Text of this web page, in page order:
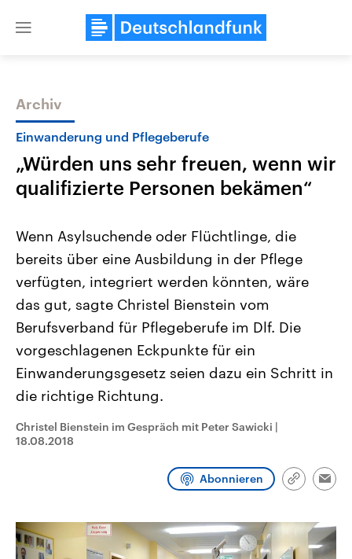
Close
Themen
USA
Aktuelle Beiträge, Analysen und
Hintergründe
Wirtschaftlich und militärisch
gehören die Vereinigten Staaten zu
den mächtigsten Ländern der Erde,
mit großem Einfluss auf das
aktuelle Weltgeschehen.
Nahostkonflikt
Aktuelle Lage und
Der Überfall der
Terrororganisation Hamas
Oktober 2023 auf Israel
Region wieder die Gewalt
Israel möchte die Hamas
Libanon vom Iran
Sendungen Programm
Audio-Archiv
Archiv
Einwanderung und Pflegeberufe
„Würden uns sehr freuen, wenn wir
qualifizierte Personen bekämen“
Wenn Asylsuchende oder Flüchtlinge, die
bereits über eine Ausbildung in der Pflege
verfügten, integriert werden könnten, wäre
das gut, sagte Christel Bienstein vom
Berufsverband für Pflegeberufe im Dlf. Die
vorgeschlagenen Eckpunkte für ein
Einwanderungsgesetz seien dazu ein Schritt in
die richtige Richtung.
Christel Bienstein im Gespräch mit Peter Sawicki |
18.08.2018
Abonnieren
Link